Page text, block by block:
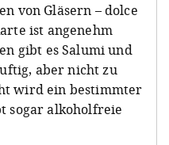
von Gläsern – dolce
ist angenehm
gibt es Salumi und
aber nicht zu
wird ein bestimmter
sogar alkoholfreie